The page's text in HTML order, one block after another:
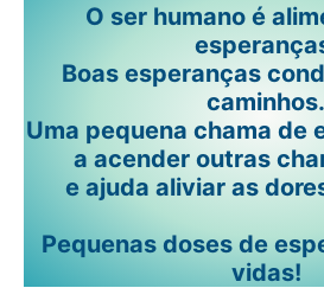
O ser humano é
Boas esperanças
caminhos.
Uma pequena chama de
a acender outras
e ajuda aliviar as
Pequenas doses de
vidas!